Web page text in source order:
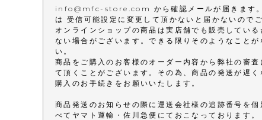
info@mfc-store.com から確認メールが届きます。
は 受信可能設定に変更して頂かないと届かないので
オンラインショップの商品は実店舗でも販売してい
ない場合がございます。できる限りそのようなこと
い。
商品をご購入のお客様のオーダー内容から弊社の審
て頂くことがございます。その為、商品の発送が遅
購入のお手続きをお願いいたします。
商品発送のお知らせの際に運送会社様の追跡番号を
べてヤマト運輸・佐川急便にておこなっております。